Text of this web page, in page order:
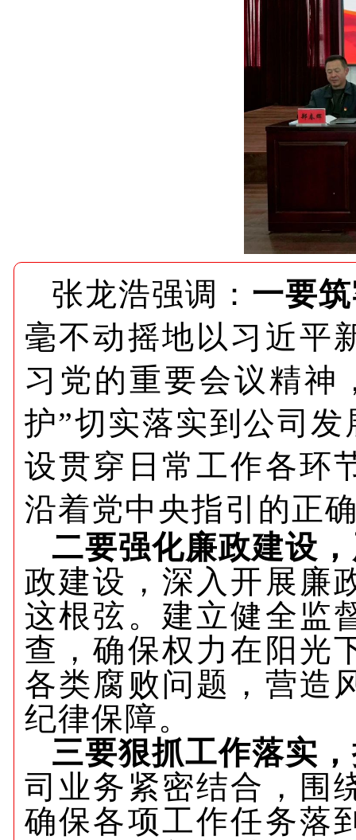
张龙浩强调： 一要
毫不动摇地以习近平
习党的重要会议精神
护”切实落实到公司
设贯穿日常工作各环
沿着党中央指引的正
二要强化廉政建设
政建设，深入开展廉
这根弦。建立健全监
查，确保权力在阳光
各类腐败问题，营造
纪律保障。
三要狠抓工作落实
司业务紧密结合，围
确保各项工作任务落